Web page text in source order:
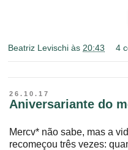
Beatriz Levischi às 20:43 4
26.10.17
Aniversariante do
Mercv* não sabe, mas a
recomeçou três vezes: